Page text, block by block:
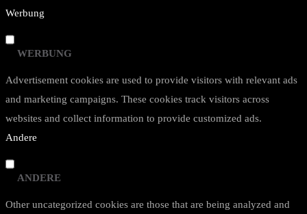
Werbung
WERBUNG
Advertisement cookies are used to provide visitors with relevant ads
and marketing campaigns. These cookies track visitors across
websites and collect information to provide customized ads.
Andere
ANDERE
Other uncategorized cookies are those that are being analyzed and